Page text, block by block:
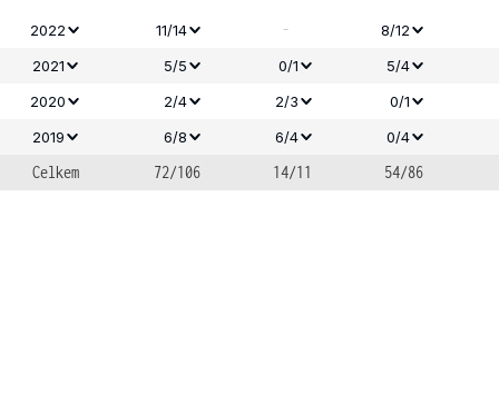
2022 11/14 -
8/12
2021
5/5 0/1
5/4
2020
2/4 2/3
0/1
2019
6/8 6/4 0/4
Celkem 72/106 14/11 54/86